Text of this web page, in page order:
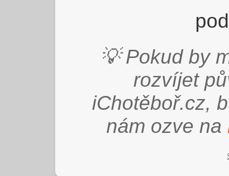
💡 Pokud by
rozvíjet
iChotěboř.cz,
nám ozve na